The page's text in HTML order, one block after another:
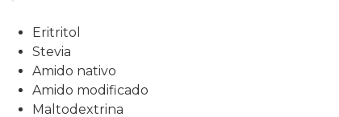
Eritritol
Stevia
Amido nativo
Amido modificado
Maltodextrina